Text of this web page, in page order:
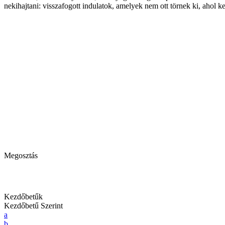
nekihajtani: visszafogott indulatok, amelyek nem ott törnek ki, ahol
Megosztás
Kezdőbetűk
Kezdőbetű Szerint
a